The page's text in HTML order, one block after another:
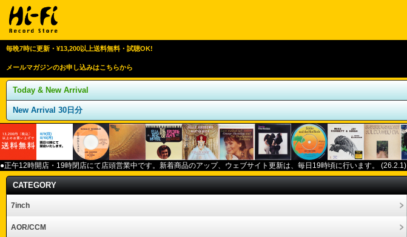
毎晩7時に更新・¥13,200以上送料無料・試聴OK!
メールマガジンのお申し込みはこちらから
Today & New Arrival
New Arrival 30日分
●正午12時開店・ 19時閉店にて店頭営業中です。新着商品のアップ、ウェブサイト更新は、毎日 19時頃に行います。 (26.2.1)
CATEGORY
7inch
AOR/CCM